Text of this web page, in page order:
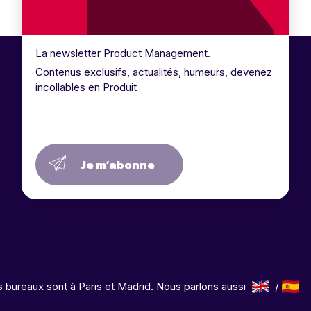
La newsletter Product Management.
Contenus exclusifs, actualités, humeurs, devenez
incollables en Produit
Je m’abonne
bureaux sont à Paris et Madrid. Nous parlons aussi